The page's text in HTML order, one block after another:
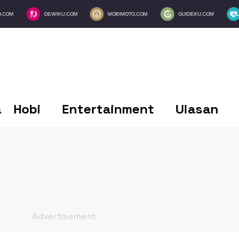
DEWIKU.COM MOBIMOTO.COM GUIDEKU.COM
Hobi Entertainment Ulasan